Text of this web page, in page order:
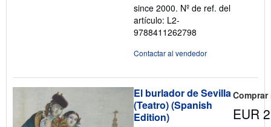
estrellas
since 2000. Nº de ref. del
artículo: L2-
9788411262798
Contactar al vendedor
El burlador de Sevilla
(Teatro) (Spanish
Edition)
EUR